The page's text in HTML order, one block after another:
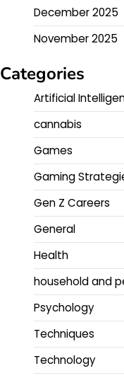
December 2025
November 2025
Categories
Artificial
cannabis
Games
Gaming
Gen Z Careers
General
Health
household and
Psychology
Techniques
Technology